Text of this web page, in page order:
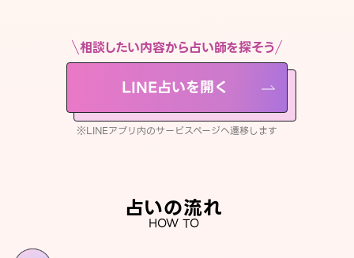
相談したい内容から占い師を探そう
LINE占いを開く
※LINEアプリ内のサービスページへ遷移します
占いの流れ
HOW TO